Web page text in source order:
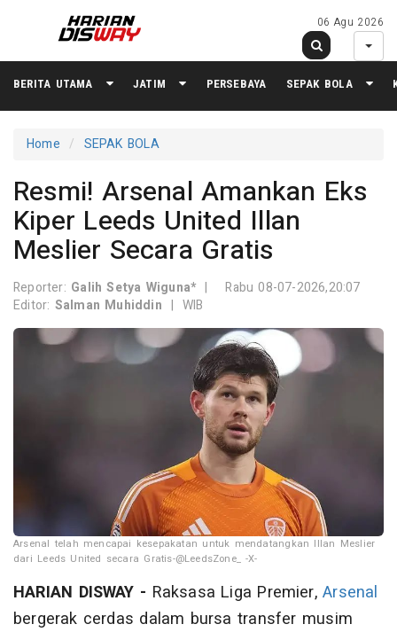
06 Agu 2026
BERITA UTAMA JATIM PERSEBAYA SEPAK BOLA
Home SEPAK BOLA
Resmi! Arsenal Amankan Eks
Kiper Leeds United Illan
Meslier Secara Gratis
Reporter: Galih Setya Wiguna* |
Editor: Salman Muhiddin |
Rabu 08-07-2026,20:07
WIB
Arsenal telah mencapai kesepakatan untuk mendatangkan Illan Meslier
dari Leeds United secara Gratis-@LeedsZone_ -X-
HARIAN DISWAY - Raksasa Liga Premier,Arsenal
bergerak cerdas dalam bursa transfer musim